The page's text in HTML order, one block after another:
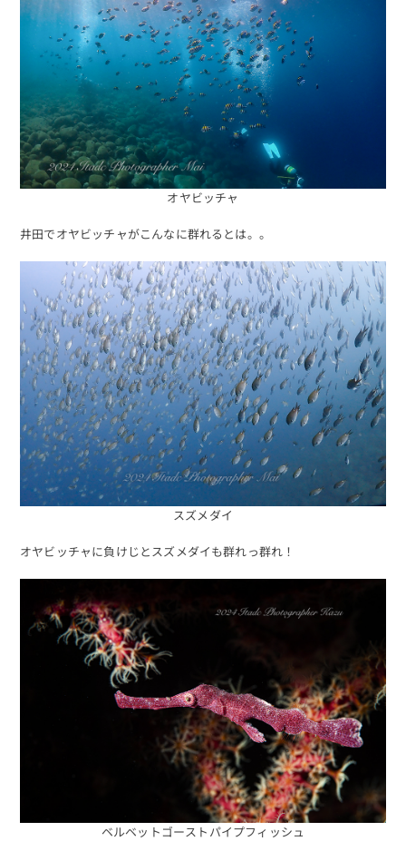
オヤビッチャ
井田でオヤビッチャがこんなに群れるとは。。
スズメダイ
オヤビッチャに負けじとスズメダイも群れっ群れ！
ベルベットゴーストパイプフィッシュ